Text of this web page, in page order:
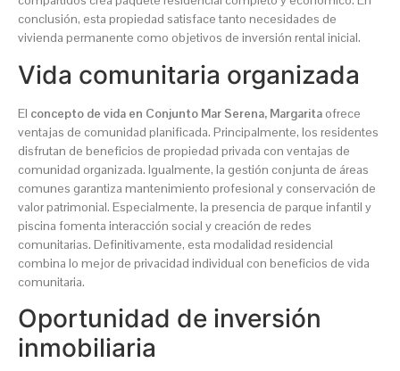
conclusión, esta propiedad satisface tanto necesidades de
vivienda permanente como objetivos de inversión rental inicial.
Vida comunitaria organizada
El concepto de vida en Conjunto Mar Serena, Margarita ofrece
ventajas de comunidad planificada. Principalmente, los residentes
disfrutan de beneficios de propiedad privada con ventajas de
comunidad organizada. Igualmente, la gestión conjunta de áreas
comunes garantiza mantenimiento profesional y conservación de
valor patrimonial. Especialmente, la presencia de parque infantil y
piscina fomenta interacción social y creación de redes
comunitarias. Definitivamente, esta modalidad residencial
combina lo mejor de privacidad individual con beneficios de vida
comunitaria.
Oportunidad de inversión
inmobiliaria